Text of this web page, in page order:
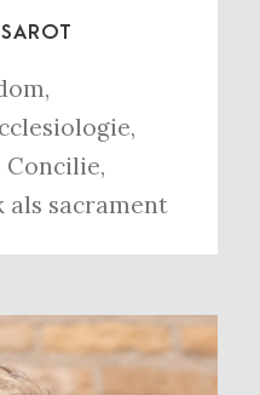
,
,
Concilie,
als sacrament